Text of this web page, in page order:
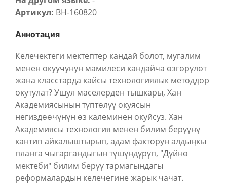
Артикул: BH-160820
Аннотация
Келечектеги мектептер кандай болот, мугалим
менен окуучунун мамилеси кандайча өзгөрүлөт
жана класстарда кайсы технологиялык методдор
окутулат? Ушул маселерден тышкары, Хан
Академиясынын түптөлүү окуясын
негиздөөчүнүн өз калеминен окуйсуз. Хан
Академиясы технология менен билим берүүнү
кантип айкалыштырып, адам факторун алдыңкы
планга чыгаргандыгын түшүндүрүп, "Дүйнө
мектеби" билим берүү тармагындагы
реформалардын келечегине жарык чачат.